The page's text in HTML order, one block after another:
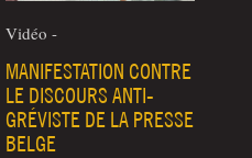
Vidéo -
MANIFESTATION CONTRE
LE DISCOURS ANTI-
GRÉVISTE DE LA PRESSE
BELGE